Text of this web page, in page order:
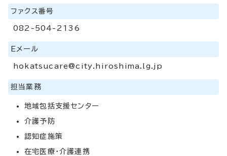
ファクス番号
082-504-2136
Eメール
hokatsucare@city.hiroshima.lg.jp
担当業務
地域包括支援センター
介護予防
認知症施策
在宅医療・介護連携